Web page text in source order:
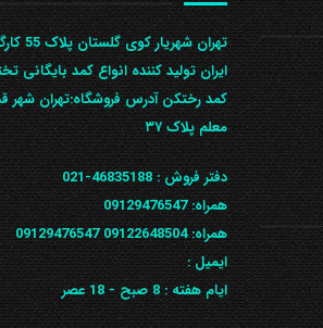
تهران
ایران تولید کننده انواع کمد
کمد رختکن آدرس ف‍روشگاه:تهران شهر
معلم پلاک ۳۷
دفتر فروش :46835188-021
همراه:09129476547
همراه: 09122648504
09129476547
ایمیل :
ایام هفته :8 صبح - 18 عصر